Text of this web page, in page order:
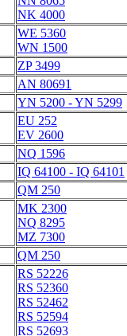
NK 4000
WE 5360
WN 1500
ZP 3499
AN 80691
YN 5200 - YN 5299
EU 252
EV 2600
NQ 1596
IQ 64100 - IQ 64101
QM 250
MK 2300
NQ 8295
MZ 7300
QM 250
RS 52226
RS 52360
RS 52462
RS 52594
RS 52693